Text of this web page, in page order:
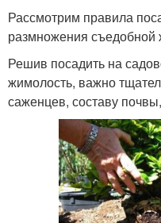
Рассмотрим правила
размножения съедобной
Решив посадить на
жимолость, важно
саженцев, составу